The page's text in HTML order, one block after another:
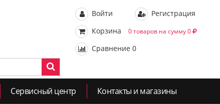
Войти
Регистрация
Корзина
0 товаров на сумму 0
Сравнение 0
Сервисный центр Контакты и магазины